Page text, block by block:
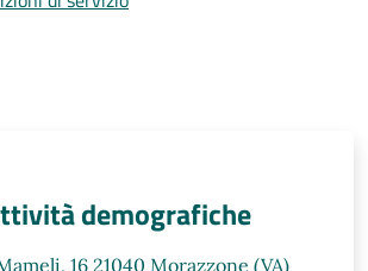
demografiche
16 21040 Morazzone (VA)